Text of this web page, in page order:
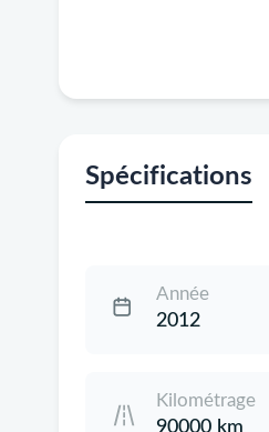
Spécifications
Année
2012
Kilométrage
90000 km